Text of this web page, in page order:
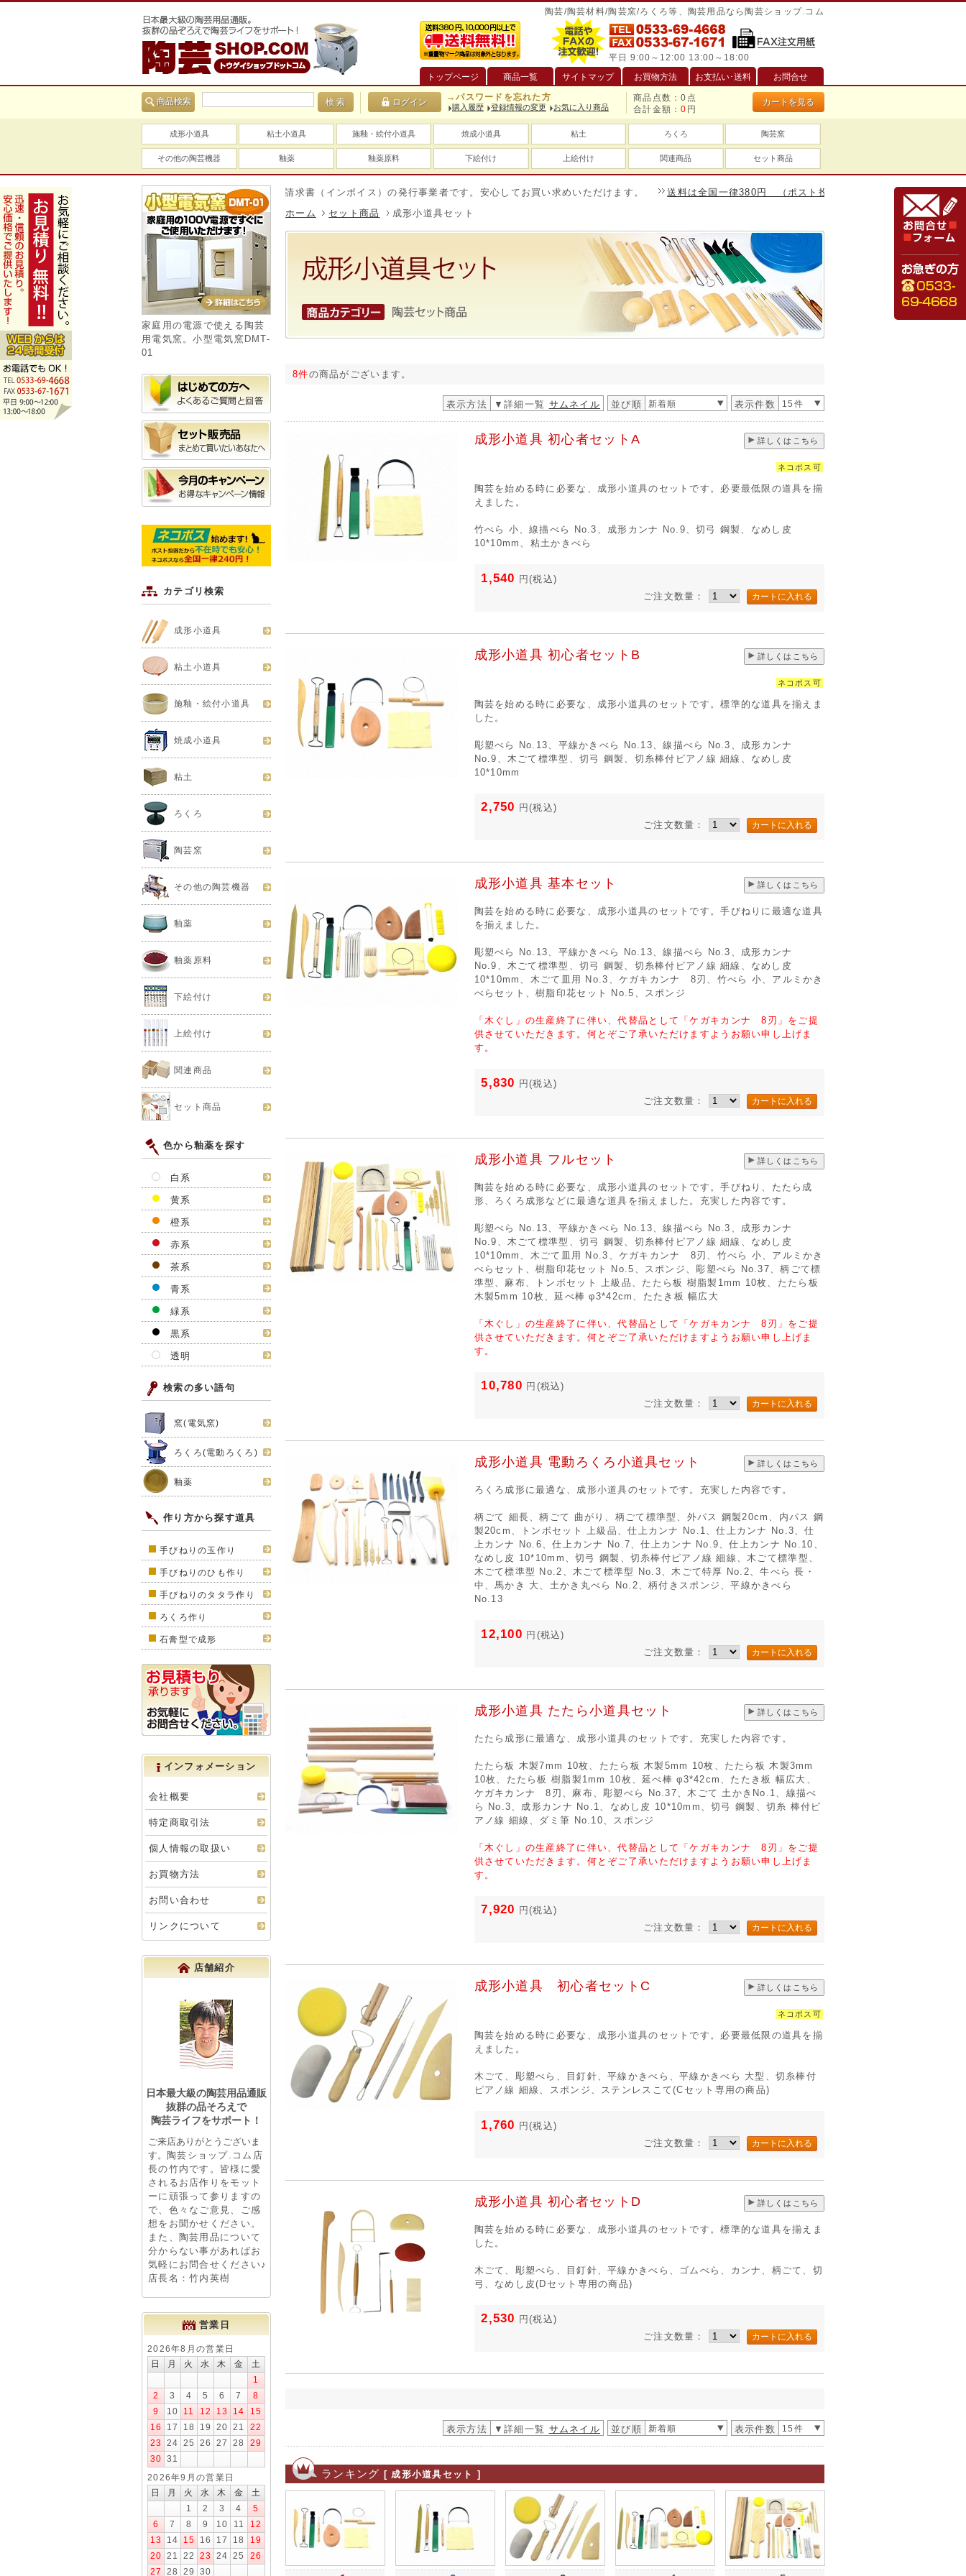
陶芸/陶芸材料/陶芸窯/ろくろ等、陶芸用品なら陶芸ショップ.コム
平日 9:00～12:00 13:00～18:00
トップページ
商品一覧 サイトマップ お買物方法 お支払い･送料 お問合せ
商品検索 →パスワードを忘れた方
購入履歴 登録情報の変更 お気に入り商品
商品点数：0 点
合計金額：0 円
カートを見る
成形小道具 粘土小道具 施釉・絵付小道具 焼成小道具 粘土 ろくろ 陶芸窯
その他の陶芸機器 釉薬 釉薬原料 下絵付け 上絵付け 関連商品 セット商品
当社は適格請求書（インボイス）の発行事業者です。安心してお買い求めいただけます。
送料は全国一律380円 （ポスト投函は240円）、一万円以上のお買い
ホーム
セット商品 成形小道具セット
8件の商品がございます。
表示方法 ▼詳細一覧 サムネイル 並び順 新着順 表示件数 15件
成形小道具 初心者セットA 詳しくはこちら
ネコポス可
陶芸を始める時に必要な、成形小道具のセットです。必要最低限の道具を揃
えました。
竹べら 小、線描べら No.3、成形カンナ No.9、切弓 鋼製、なめし皮
10*10mm、粘土かきべら
1,540 円(税込)
ご注文数量：
成形小道具 初心者セットB 詳しくはこちら
ネコポス可
陶芸を始める時に必要な、成形小道具のセットです。標準的な道具を揃えま
した。
彫塑べら No.13、平線かきべら No.13、線描べら No.3、成形カンナ
No.9、木ごて標準型、切弓 鋼製、切糸棒付ピアノ線 細線、なめし皮
10*10mm
2,750 円(税込)
ご注文数量：
成形小道具 基本セット 詳しくはこちら
陶芸を始める時に必要な、成形小道具のセットです。手びねりに最適な道具
を揃えました。
彫塑べら No.13、平線かきべら No.13、線描べら No.3、成形カンナ
No.9、木ごて標準型、切弓 鋼製、切糸棒付ピアノ線 細線、なめし皮
10*10mm、木ごて皿用 No.3、ケガキカンナ 8刃、竹べら 小、アルミかき
べらセット、樹脂印花セット No.5、スポンジ
「木ぐし」の生産終了に伴い、代替品として「ケガキカンナ 8刃」をご提
供させていただきます。何とぞご了承いただけますようお願い申し上げま
す。
5,830 円(税込)
ご注文数量：
成形小道具 フルセット 詳しくはこちら
陶芸を始める時に必要な、成形小道具のセットです。手びねり、たたら成
形、ろくろ成形などに最適な道具を揃えました。充実した内容です。
彫塑べら No.13、平線かきべら No.13、線描べら No.3、成形カンナ
No.9、木ごて標準型、切弓 鋼製、切糸棒付ピアノ線 細線、なめし皮
10*10mm、木ごて皿用 No.3、ケガキカンナ 8刃、竹べら 小、アルミかき
べらセット、樹脂印花セット No.5、スポンジ、彫塑べら No.37、柄ごて標
準型、麻布、トンボセット 上級品、たたら板 樹脂製1mm 10枚、たたら板
木製5mm 10枚、延べ棒 φ3*42cm、たたき板 幅広大
「木ぐし」の生産終了に伴い、代替品として「ケガキカンナ 8刃」をご提
供させていただきます。何とぞご了承いただけますようお願い申し上げま
す。
10,780 円 (税込)
ご注文数量：
成形小道具 電動ろくろ小道具セット 詳しくはこちら
ろくろ成形に最適な、成形小道具のセットです。充実した内容です。
柄ごて 細長、柄ごて 曲がり、柄ごて標準型、外パス 鋼製20cm、内パス 鋼
製20cm、トンボセット 上級品、仕上カンナ No.1、仕上カンナ No.3、仕
上カンナ No.6、仕上カンナ No.7、仕上カンナ No.9、仕上カンナ No.10、
なめし皮 10*10mm、切弓 鋼製、切糸棒付ピアノ線 細線、木ごて標準型、
木ごて標準型 No.2、木ごて標準型 No.3、木ごて特厚 No.2、牛べら 長・
中、馬かき 大、土かき丸べら No.2、柄付きスポンジ、平線かきべら
No.13
12,100 円 (税込)
ご注文数量：
成形小道具 たたら小道具セット 詳しくはこちら
たたら成形に最適な、成形小道具のセットです。充実した内容です。
たたら板 木製7mm 10枚、たたら板 木製5mm 10枚、たたら板 木製3mm
10枚、たたら板 樹脂製1mm 10枚、延べ棒 φ3*42cm、たたき板 幅広大、
ケガキカンナ 8刃、麻布、彫塑べら No.37、木ごて 土かきNo.1、線描べ
ら No.3、成形カンナ No.1、なめし皮 10*10mm、切弓 鋼製、切糸 棒付ピ
アノ線 細線、ダミ筆 No.10、スポンジ
「木ぐし」の生産終了に伴い、代替品として「ケガキカンナ 8刃」をご提
供させていただきます。何とぞご了承いただけますようお願い申し上げま
す。
7,920 円(税込)
ご注文数量：
成形小道具 初心者セットC 詳しくはこちら
ネコポス可
陶芸を始める時に必要な、成形小道具のセットです。必要最低限の道具を揃
えました。
木ごて、彫塑べら、目釘針、平線かきべら、平線かきべら 大型、切糸棒付
ピアノ線 細線、スポンジ、ステンレスこて(Cセット専用の商品)
1,760 円(税込)
ご注文数量：
成形小道具 初心者セットD 詳しくはこちら
陶芸を始める時に必要な、成形小道具のセットです。標準的な道具を揃えま
した。
木ごて、彫塑べら、目釘針、平線かきべら、ゴムべら、カンナ、柄ごて、切
弓、なめし皮(Dセット専用の商品)
2,530 円(税込)
ご注文数量：
表示方法 ▼詳細一覧 サムネイル 並び順 新着順 表示件数 15件
ランキング [ 成形小道具セット ]
家庭用の電源で使える陶芸
用電気窯。小型電気窯DMT-
01
カテゴリ検索
成形小道具
粘土小道具
施釉・絵付小道具
焼成小道具
粘土
ろくろ
陶芸窯
その他の陶芸機器
釉薬
釉薬原料
下絵付け
上絵付け
関連商品
セット商品
色から釉薬を探す
白系
黄系
橙系
赤系
茶系
青系
緑系
黒系
透明
検索の多い語句
窯(電気窯)
ろくろ(電動ろくろ)
釉薬
作り方から探す道具
手びねりの玉作り
手びねりのひも作り
手びねりのタタラ作り
ろくろ作り
石膏型で成形
インフォメーション
会社概要
特定商取引法
個人情報の取扱い
お買物方法
お問い合わせ
リンクについて
店舗紹介
日本最大級の陶芸用品通販
抜群の品そろえで
陶芸ライフをサポート！
ご来店ありがとうございま
す。 陶芸ショップ.コム店
長の竹内です。皆様に愛
されるお店作りをモット
ーに頑張って参りますの
で、色々なご意見、ご感
想をお聞かせください。
また、陶芸用品について
分からない事があればお
気軽にお問合せください♪
店長名：竹内英樹
営業日
2026年8月の営業日
日
月 火 水 木 金
土
1
2
3 4 5 6 7
8
9
10 11 12 13 14
15
16
17 18 19 20 21
22
23 24 25 26 27 28
29
30 31
2026年9月の営業日
日
月 火 水 木 金
土
1
2 3 4
5
6
7 8 9 10 11
12
13
14 15 16 17 18
19
20 21 22 23 24 25
26
27
28 29 30